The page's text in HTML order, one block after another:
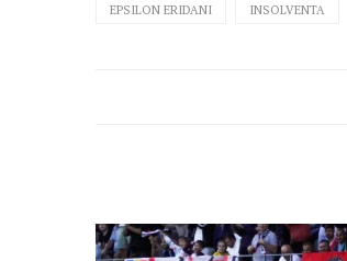
EPSILON ERIDANI INSOLVENTA